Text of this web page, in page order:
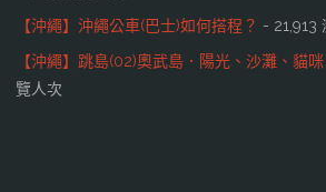
【沖繩】沖繩公車(巴士)如何搭程？ - 21,913
【沖繩】跳島(02)奧武島．陽光、沙灘、貓咪
覽人次